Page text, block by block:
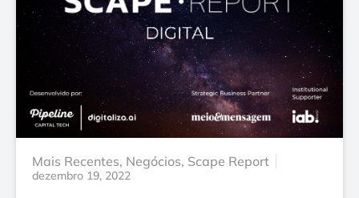
Mais Recentes, Negócios, Scape Report
dezembro 19, 2022